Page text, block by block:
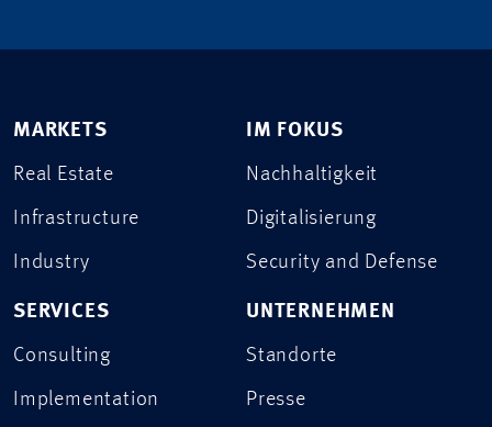
MARKETS
Real Estate
Infrastructure
Industry
SERVICES
Consulting
Implementation
IM FOKUS
Nachhaltigkeit
Digitalisierung
Security and Defense
UNTERNEHMEN
Standorte
Presse